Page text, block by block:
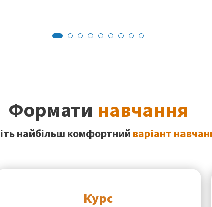
Формати навчання
найбільш комфортний варіант
Курс